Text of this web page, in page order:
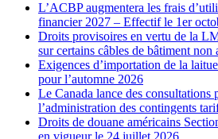
L’ACBP augmentera les frais
financier 2027 – Effectif le 1er
Droits provisoires en vertu de la
sur certains câbles de bâtiment non
Exigences d’importation de la
pour l’automne 2026
Le Canada lance des consultations
l’administration des contingents
Droits de douane américains